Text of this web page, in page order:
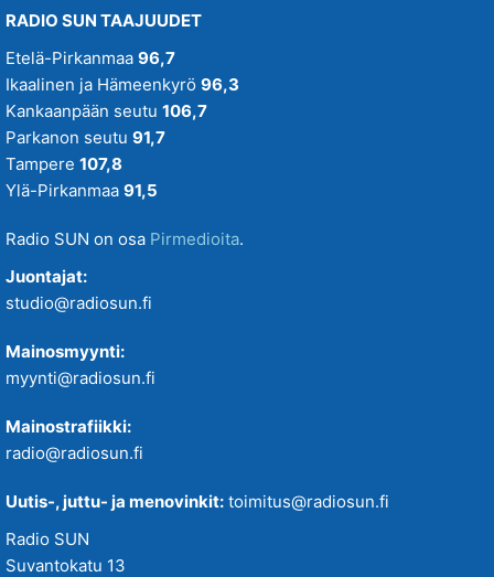
RADIO SUN TAAJUUDET
Etelä-Pirkanmaa 96,7
Ikaalinen ja Hämeenkyrö 96,3
Kankaanpään seutu 106,7
Parkanon seutu 91,7
Tampere 107,8
Ylä-Pirkanmaa 91,5
Radio SUN on osa Pirmedioita.
Juontajat:
studio@radiosun.fi
Mainosmyynti:
myynti@radiosun.fi
Mainostrafiikki:
radio@radiosun.fi
Uutis-, juttu- ja menovinkit: toimitus@radiosun.fi
Radio SUN
Suvantokatu 13